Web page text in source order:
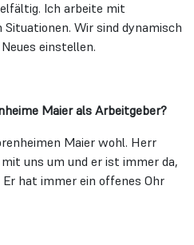
Ich arbeite mit
Wir sind dynamisch
einstellen.
Maier als Arbeitgeber?
Maier wohl. Herr
uns um und er ist immer da,
hat immer ein offenes Ohr